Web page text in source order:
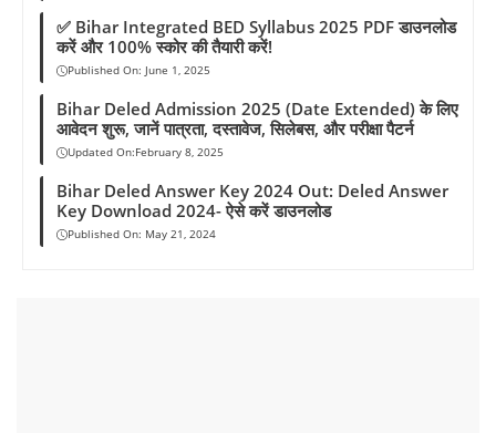
✅ Bihar Integrated BED Syllabus 2025 PDF डाउनलोड
करें और 100% स्कोर की तैयारी करें!
Published On: June 1, 2025
Bihar Deled Admission 2025 (Date Extended) के लिए
आवेदन शुरू, जानें पात्रता, दस्तावेज, सिलेबस, और परीक्षा पैटर्न
Updated On:February 8, 2025
Bihar Deled Answer Key 2024 Out: Deled Answer
Key Download 2024- ऐसे करें डाउनलोड
Published On: May 21, 2024